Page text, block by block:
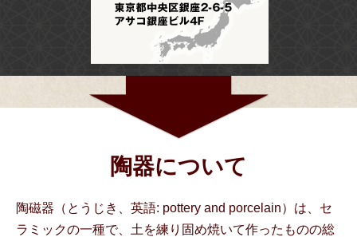
陶器について
陶磁器（とうじき、英語: pottery and porcelain）は、セ
ラミックの一種で、土を練り固め焼いて作ったものの総